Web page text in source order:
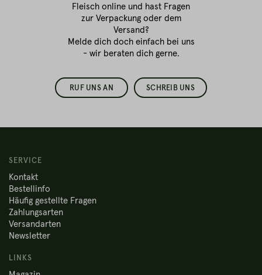
Fleisch online und hast Fragen
zur Verpackung oder dem
Versand?
Melde dich doch einfach bei uns
- wir beraten dich gerne.
RUF UNS AN SCHREIB UNS
SERVICE
Kontakt
Bestellinfo
Häufig gestellte Fragen
Zahlungsarten
Versandarten
Newsletter
LINKS